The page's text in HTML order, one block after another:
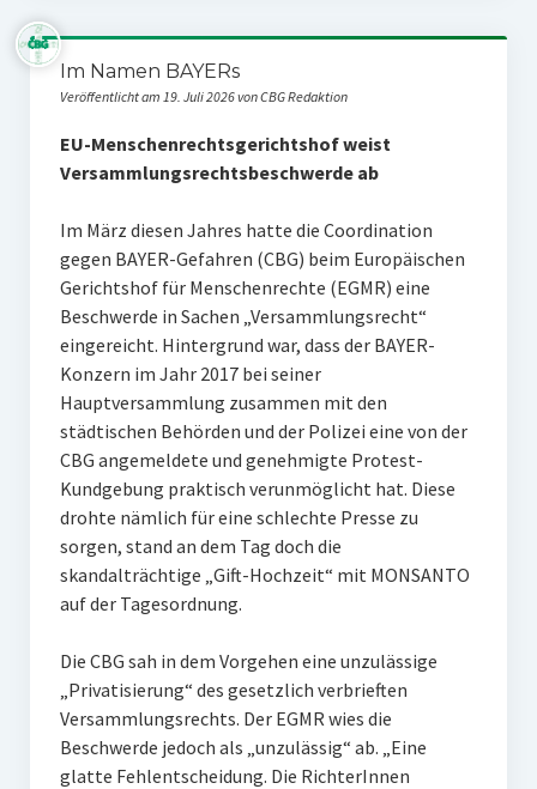
Im Namen BAYERs
Veröffentlicht am 19. Juli 2026 von CBG Redaktion
EU-Menschenrechtsgerichtshof weist
Versammlungsrechtsbeschwerde ab
Im März diesen Jahres hatte die Coordination
gegen BAYER-Gefahren (CBG) beim Europäischen
Gerichtshof für Menschenrechte (EGMR) eine
Beschwerde in Sachen „Versammlungsrecht“
eingereicht. Hintergrund war, dass der BAYER-
Konzern im Jahr 2017 bei seiner
Hauptversammlung zusammen mit den
städtischen Behörden und der Polizei eine von der
CBG angemeldete und genehmigte Protest-
Kundgebung praktisch verunmöglicht hat. Diese
drohte nämlich für eine schlechte Presse zu
sorgen, stand an dem Tag doch die
skandalträchtige „Gift-Hochzeit“ mit MONSANTO
auf der Tagesordnung.
Die CBG sah in dem Vorgehen eine unzulässige
„Privatisierung“ des gesetzlich verbrieften
Versammlungsrechts. Der EGMR wies die
Beschwerde jedoch als „unzulässig“ ab. „Eine
glatte Fehlentscheidung. Die RichterInnen